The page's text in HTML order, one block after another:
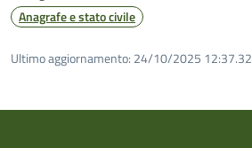
Anagrafe e stato civile
Ultimo aggiornamento: 24/10/2025 12:37.32